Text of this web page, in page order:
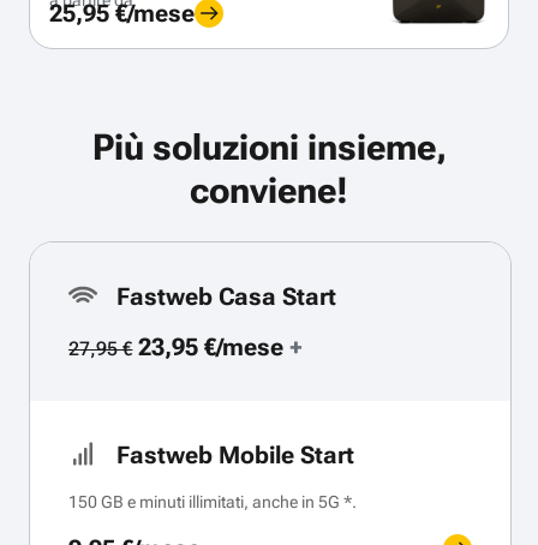
25,95 €/mese
Più soluzioni insieme,
conviene!
Fastweb Casa Start
27,95 €23,95 €/mese+
Fastweb Mobile Start
150 GB e minuti illimitati, anche in 5G *.